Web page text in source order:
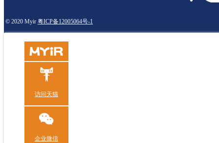
© 2020 Myir 粤ICP备12005064号-1
访问天猫
企业微信